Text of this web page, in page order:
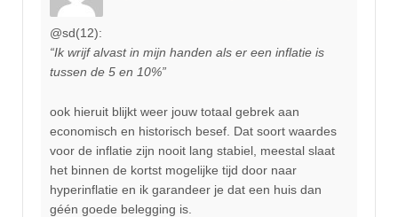
@sd(12):
“Ik wrijf alvast in mijn handen als er een inflatie is
tussen de 5 en 10%”
ook hieruit blijkt weer jouw totaal gebrek aan
economisch en historisch besef. Dat soort waardes
voor de inflatie zijn nooit lang stabiel, meestal slaat
het binnen de kortst mogelijke tijd door naar
hyperinflatie en ik garandeer je dat een huis dan
géén goede belegging is.